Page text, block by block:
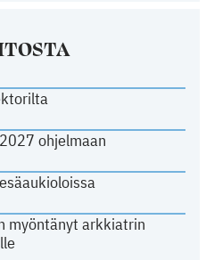
ohjelmaan
myöntänyt arkkiatrin